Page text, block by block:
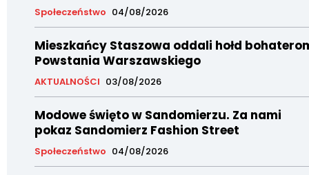
Społeczeństwo 04/08/2026
Mieszkańcy Staszowa oddali hołd
Powstania Warszawskiego
AKTUALNOŚCI 03/08/2026
Modowe święto w Sandomierzu. Za nami
pokaz Sandomierz Fashion Street
Społeczeństwo 04/08/2026